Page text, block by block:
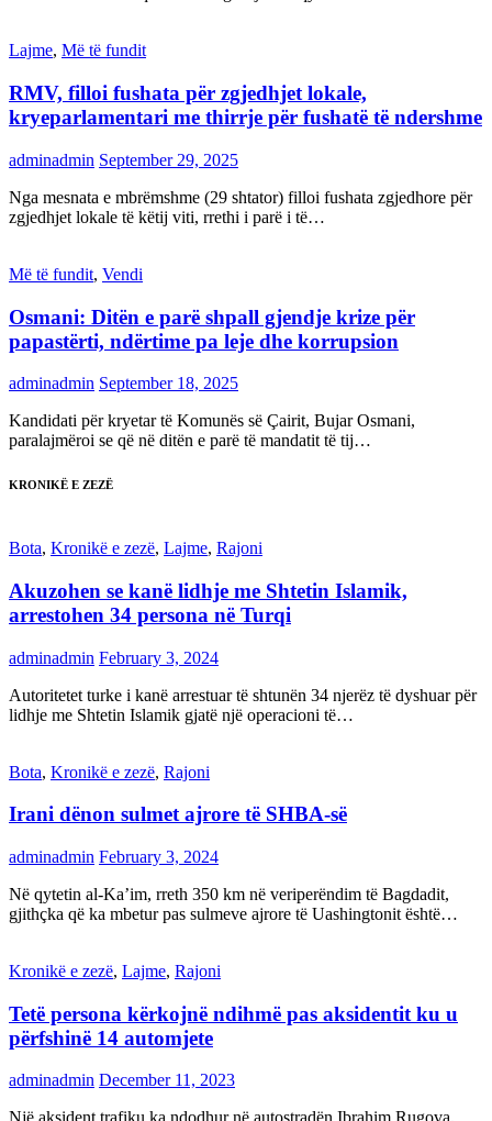
Lajme, Më të fundit
RMV, filloi fushata për zgjedhjet lokale,
kryeparlamentari me thirrje për fushatë të ndershme
adminadmin September 29, 2025
Nga mesnata e mbrëmshme (29 shtator) filloi fushata zgjedhore për
zgjedhjet lokale të këtij viti, rrethi i parë i të…
Më të fundit, Vendi
Osmani: Ditën e parë shpall gjendje krize për
papastërti, ndërtime pa leje dhe korrupsion
adminadmin September 18, 2025
Kandidati për kryetar të Komunës së Çairit, Bujar Osmani,
paralajmëroi se që në ditën e parë të mandatit të tij…
KRONIKË E ZEZË
Bota, Kronikë e zezë, Lajme, Rajoni
Akuzohen se kanë lidhje me Shtetin Islamik,
arrestohen 34 persona në Turqi
adminadmin February 3, 2024
Autoritetet turke i kanë arrestuar të shtunën 34 njerëz të dyshuar për
lidhje me Shtetin Islamik gjatë një operacioni të…
Bota, Kronikë e zezë, Rajoni
Irani dënon sulmet ajrore të SHBA-së
adminadmin February 3, 2024
Në qytetin al-Ka’im, rreth 350 km në veriperëndim të Bagdadit,
gjithçka që ka mbetur pas sulmeve ajrore të Uashingtonit është…
Kronikë e zezë, Lajme, Rajoni
Tetë persona kërkojnë ndihmë pas aksidentit ku u
përfshinë 14 automjete
adminadmin December 11, 2023